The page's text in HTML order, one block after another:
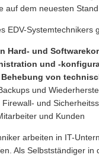
auf dem neuesten Stand
EDV-Systemtechnikers
Hard- und
und -
von
und
und
und Kunden
arbeiten in IT-
Als Selbstständiger